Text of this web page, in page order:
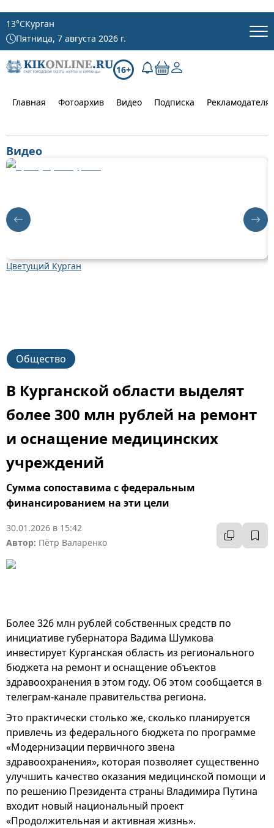
13°CКурган
Пятница, 7 августа 2026 г.
16+
Главная Фотоархив Видео Подписка
Видео
Цветущий Курган
Общество
В Курганской области выделят
более 300 млн рублей на ремонт
и оснащение медицинских
учреждений
Сумма сопоставима с федеральным
финансированием на эти цели
30.01.2026 в 15:42
Автор: Пётр Валаренко
Более 326 млн рублей собственных средств по
инициативе губернатора Вадима Шумкова
инвестирует Курганская область из регионального
бюджета на ремонт и оснащение объектов
здравоохранения в этом году. Об этом сообщается в
телеграм-канале правительства региона.
Это практически столько же, сколько планируется
привлечь из федерального бюджета по программе
«Модернизации первичного звена
здравоохранения», которая позволяет существенно
улучшить качество оказания медицинской помощи и
по решению Президента страны Владимира Путина
входит новый национальный проект
«Продолжительная и активная жизнь».